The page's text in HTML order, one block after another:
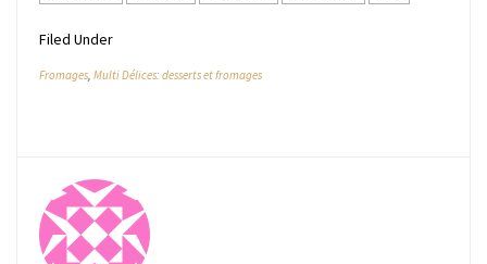
Filed Under
Fromages, Multi Délices: desserts et fromages